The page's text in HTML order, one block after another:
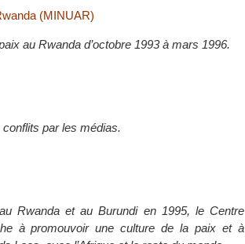
(MINUAR)
au Rwanda d’octobre 1993 à mars 1996.
par les médias.
Rwanda et au Burundi en 1995, le Centre
à promouvoir une culture de la paix et à